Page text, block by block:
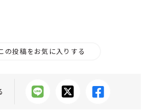
の投稿をお気に入りする